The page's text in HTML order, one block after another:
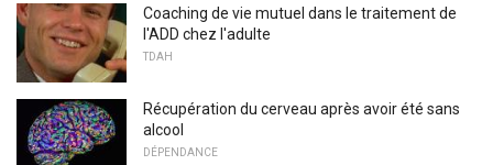
Coaching de vie mutuel dans le traitement de
l'ADD chez l'adulte
TDAH
Récupération du cerveau après avoir été sans
alcool
DÉPENDANCE